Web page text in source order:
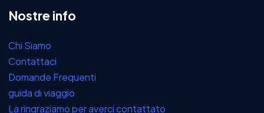
Nostre info
Chi Siamo
Contattaci
Domande Frequenti
guida di viaggio
La ringraziamo per averci contattato